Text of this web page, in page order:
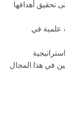
تحقيق أهدافها
علمية في
في هذا المجال